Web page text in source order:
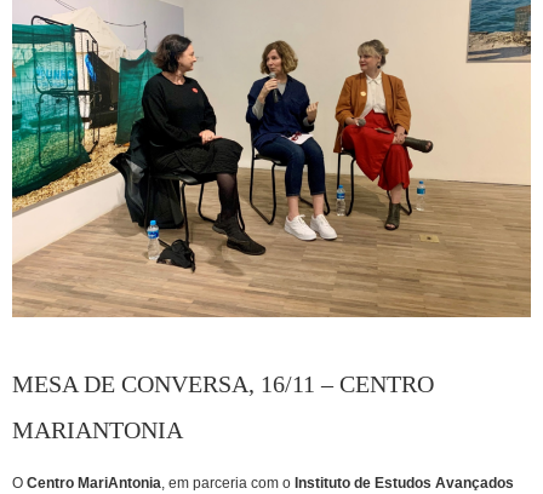
MESA DE CONVERSA, 16/11 – CENTRO
MARIANTONIA
O Centro MariAntonia, em parceria com o Instituto de Estudos Avançados